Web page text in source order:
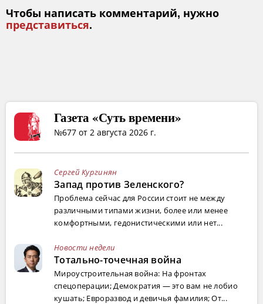
Чтобы написать комментарий, нужно
представиться.
Газета «Суть времени»
№677 от 2 августа 2026 г.
Сергей Кургинян
Запад против Зеленского?
Проблема сейчас для России стоит не между
различными типами жизни, более или менее
комфортными, гедонистическими или нет...
Новости недели
Тотально-точечная война
Мироустроительная война: На фронтах
спецоперации; Демократия — это вам не лобио
кушать; Евроразвод и девичья фамилия; От...